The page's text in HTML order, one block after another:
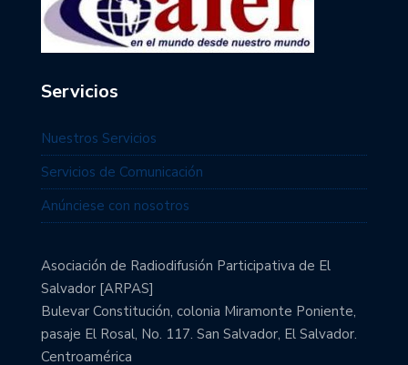
Servicios
Nuestros Servicios
Servicios de Comunicación
Anúnciese con nosotros
Asociación de Radiodifusión Participativa de El
Salvador [ARPAS]
Bulevar Constitución, colonia Miramonte Poniente,
pasaje El Rosal, No. 117. San Salvador, El Salvador.
Centroamérica